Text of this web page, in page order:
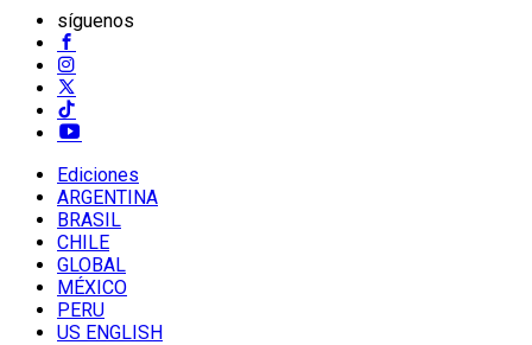
síguenos
Ediciones
ARGENTINA
BRASIL
CHILE
GLOBAL
MÉXICO
PERU
US ENGLISH